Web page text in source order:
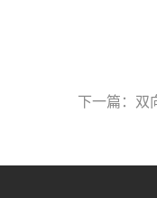
下一篇： 双